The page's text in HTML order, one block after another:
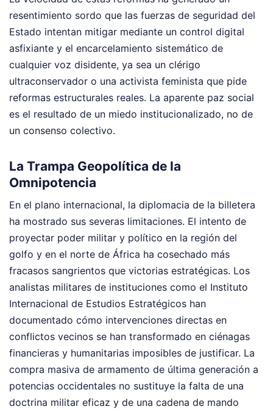
resentimiento sordo que las fuerzas de seguridad del
Estado intentan mitigar mediante un control digital
asfixiante y el encarcelamiento sistemático de
cualquier voz disidente, ya sea un clérigo
ultraconservador o una activista feminista que pide
reformas estructurales reales. La aparente paz social
es el resultado de un miedo institucionalizado, no de
un consenso colectivo.
La Trampa Geopolítica de la
Omnipotencia
En el plano internacional, la diplomacia de la billetera
ha mostrado sus severas limitaciones. El intento de
proyectar poder militar y político en la región del
golfo y en el norte de África ha cosechado más
fracasos sangrientos que victorias estratégicas. Los
analistas militares de instituciones como el Instituto
Internacional de Estudios Estratégicos han
documentado cómo intervenciones directas en
conflictos vecinos se han transformado en ciénagas
financieras y humanitarias imposibles de justificar. La
compra masiva de armamento de última generación a
potencias occidentales no sustituye la falta de una
doctrina militar eficaz y de una cadena de mando